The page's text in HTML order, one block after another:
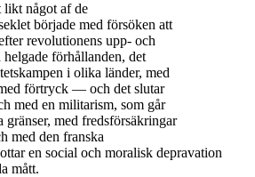
likt något af de
började med försöken att
revolutionens upp- och
förhållanden, det
i olika länder, med
förtryck — och det slutar
med en militarism, som går
med fredsförsäkringar
med den franska
en social och moralisk depravation
mått.